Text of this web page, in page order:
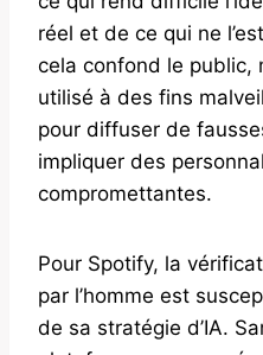
réel et de ce qui ne
cela confond le public,
utilisé à des fins
pour diffuser de
impliquer des
compromettantes.
Pour Spotify, la
par l’homme est
de sa stratégie d’IA.